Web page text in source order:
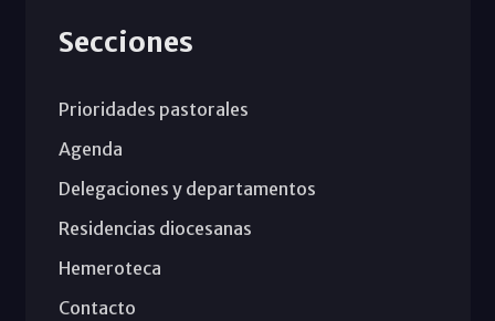
Secciones
Prioridades pastorales
Agenda
Delegaciones y departamentos
Residencias diocesanas
Hemeroteca
Contacto